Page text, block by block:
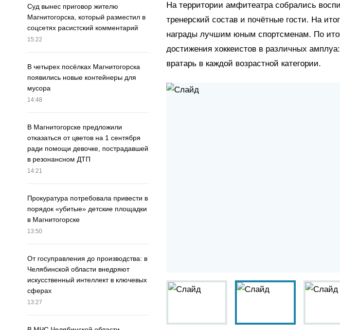
Суд вынес приговор жителю
Магнитогорска, который разместил в
соцсетях расистский комментарий
15:22
В четырех посёлках Магнитогорска
появились новые контейнеры для
мусора
14:48
В Магнитогорске предложили
отказаться от цветов на 1 сентября
ради помощи девочке, пострадавшей
в резонансном ДТП
14:21
Прокуратура потребовала привести в
порядок «убитые» детские площадки
в Магнитогорске
13:50
От госуправления до производства: в
Челябинской области внедряют
искусственный интеллект в ключевых
сферах
13:27
На территории амфитеатра собрались
тренерский состав и почётные гости. На
награды лучшим юным спортсменам. По
достижения хоккеистов в различных
вратарь в каждой возрастной категории.